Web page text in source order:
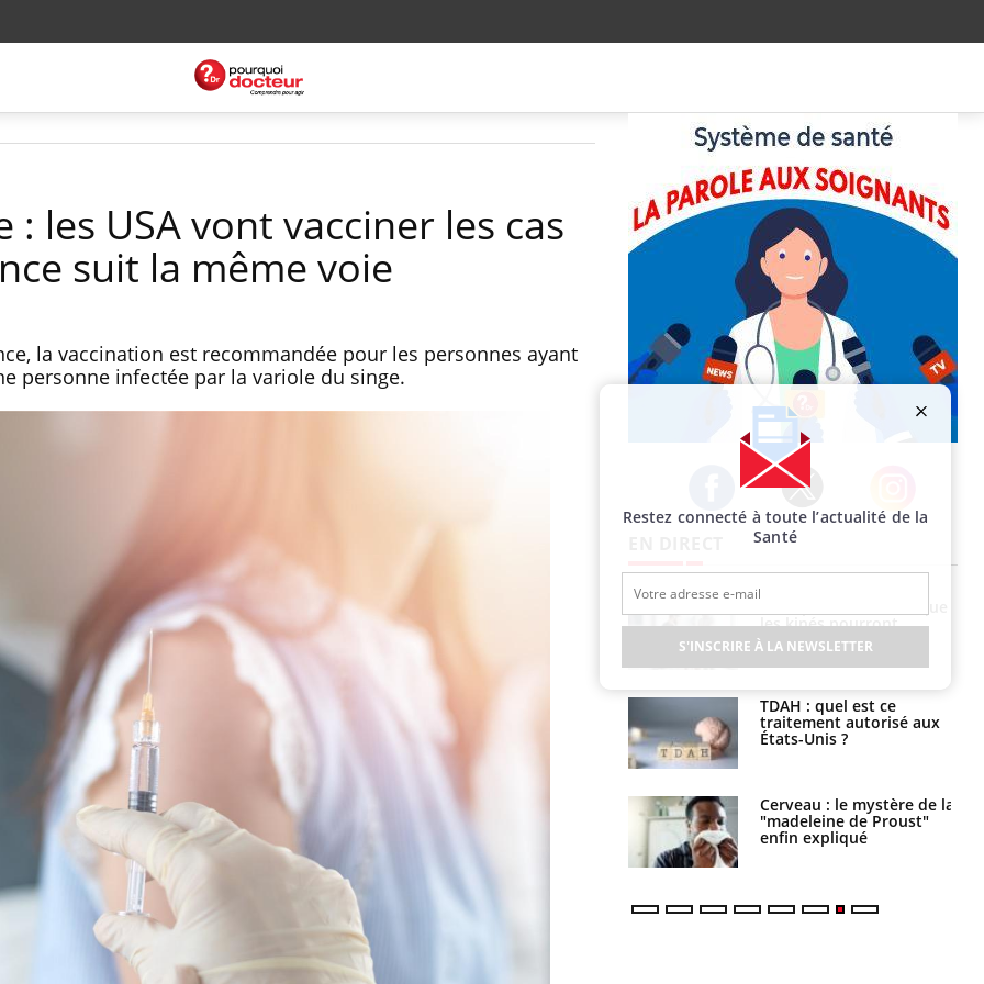
: les USA vont vacciner les cas
suit la même voie
la vaccination est recommandée pour les personnes ayant
personne infectée par la variole du singe.
Facebook Twitter Instagram
Le smartphone nuit-il à
l'apprentissage de la
lecture ?
Mordue par une tique en
vacances, elle reste dans
le coma pendant 42 jours
Mordue par un
barracuda, une petite fille
secourue grâce à un
réflexe essentiel
contamination ?
une nouvelle arme contre
les réactions sévères
Comment gérer le
les kinés pourront
bientôt faire
TDAH : quel est ce
traitement autorisé aux
États-Unis ?
Cerveau : le mystère de la
"madeleine de Proust"
enfin expliqué
Restez connecté à toute l’actualité de la
Santé
S'INSCRIRE À LA NEWSLETTER